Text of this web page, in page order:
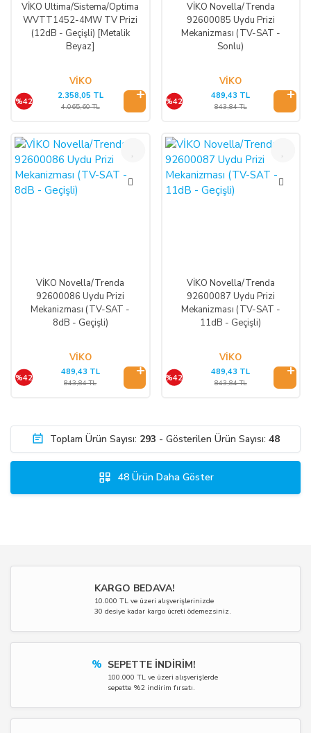
VİKO Ultima/Sistema/Optima
WVTT1452-4MW TV Prizi
(12dB - Geçişli) [Metalik
Beyaz]
VİKO
%42
2.358,05 TL
4.065,60 TL
VİKO Novella/Trenda
92600085 Uydu Prizi
Mekanizması (TV-SAT -
Sonlu)
VİKO
%42
489,43 TL
843,84 TL
%42
VİKO Novella/Trenda
92600086 Uydu Prizi
Mekanizması (TV-SAT -
8dB - Geçişli)
VİKO
%42
489,43 TL
843,84 TL
%42
VİKO Novella/Trenda
92600087 Uydu Prizi
Mekanizması (TV-SAT -
11dB - Geçişli)
VİKO
%42
489,43 TL
843,84 TL
Toplam Ürün Sayısı: 293 - Gösterilen Ürün Sayısı: 48
48 Ürün Daha Göster
KARGO BEDAVA!
10.000 TL ve üzeri alışverişlerinizde
30 desiye kadar kargo ücreti ödemezsiniz.
% SEPETTE İNDİRİM!
100.000 TL ve üzeri alışverişlerde
sepette %2 indirim fırsatı.